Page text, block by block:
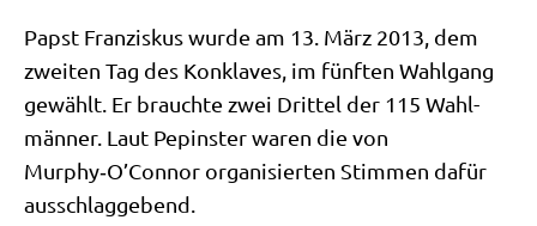
Papst Fran­zis­kus wur­de am 13. März 2013, dem
zwei­ten Tag des Kon­kla­ves, im fünf­ten Wahl­gang
gewählt. Er brauch­te zwei Drit­tel der 115 Wahl­
män­ner. Laut Pepin­ster waren die von
Murphy‑O’Connor orga­ni­sier­ten Stim­men dafür
ausschlaggebend.